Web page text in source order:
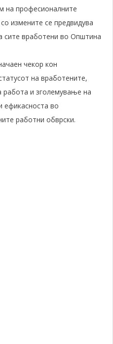
на професионалните
измените се предвидува
сите вработени во Општина
чекор кон
на вработените,
работа и зголемување на
ефикасноста во
работни обврски.